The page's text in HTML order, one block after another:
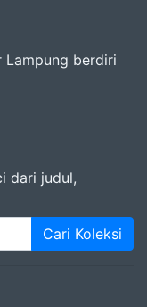
Lampung berdiri
dari judul,
Cari Koleksi